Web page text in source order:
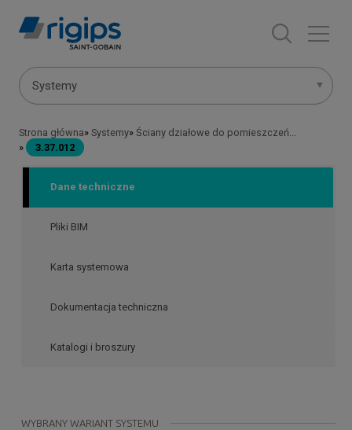
Menu
Systemy
Ścieżka
nawigacyjna
Strona główna Systemy Ściany działowe do pomieszczeń...
3.37.012
Dane techniczne
Pliki BIM
Karta systemowa
Dokumentacja techniczna
Katalogi i broszury
WYBRANY WARIANT SYSTEMU